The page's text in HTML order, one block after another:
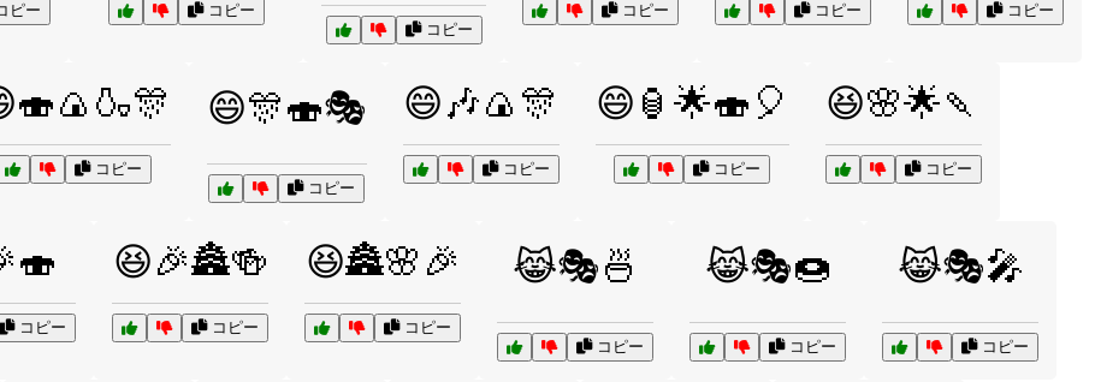
ピー コピー
コピー
コピー コピー コピー
コピー
😄🎊🍣🎭
コピー
😄🎶🍙🎊
コピー
😄🏮🌟🍣🎈
コピー
😆🌸🌟🍡
コピー
コピー
😆🎉🏯🍻
コピー
😆🏯🌸🎉
コピー
😹🎭🍜
コピー
😹🎭🍩
コピー
😹🎭🎤
コピー